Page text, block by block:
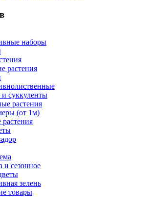
наборы
растения
суккуленты
растения
(от 1м)
и сезонное
зелень
товары